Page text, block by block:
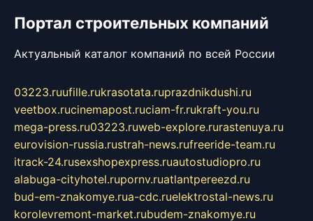
Портал строительных компаний
Актуальный каталог компаний по всей России
03223.ruufille.rukrasotata.ruprazdnikdushi.ru
veetbox.rucinemapost.ruciam-fr.rukraft-you.ru
mega-press.ru03223.ruweb-explore.rurastenuya.ru
eurovision-russia.rustrah-news.rufreeride-team.ru
itrack-24.rusexshopexpress.ruautostudiopro.ru
alabuga-cityhotel.rupornv.ruatlantpereezd.ru
bud-em-znakomye.rua-cdc.ruelektrostal-news.ru
korolevremont-market.rubudem-znakomye.ru